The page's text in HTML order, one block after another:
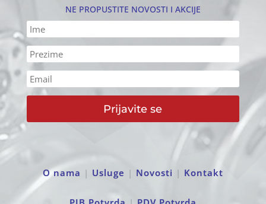
NE PROPUSTITE NOVOSTI I AKCIJE
Prijavite se
O nama | Usluge | Novosti | Kontakt